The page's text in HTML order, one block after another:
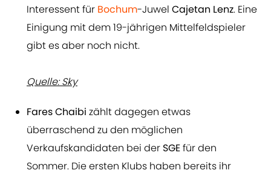
Interessent für Bochum-Juwel Cajetan Lenz. Eine
Einigung mit dem 19-jährigen Mittelfeldspieler
gibt es aber noch nicht.
Quelle: Sky
Fares Chaibi zählt dagegen etwas
überraschend zu den möglichen
Verkaufskandidaten bei der SGEfür den
Sommer. Die ersten Klubs haben bereits ihr